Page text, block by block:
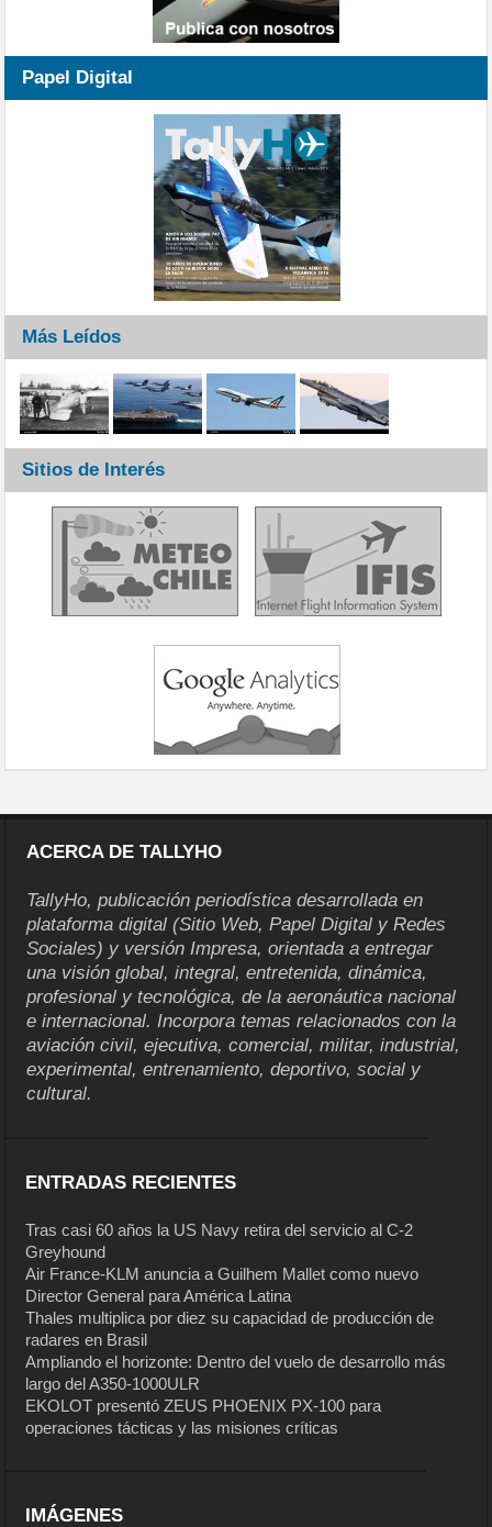
Papel Digital
Más Leídos
Sitios de Interés
ACERCA DE TALLYHO
TallyHo, publicación periodística desarrollada en
plataforma digital (Sitio Web, Papel Digital y Redes
Sociales) y versión Impresa, orientada a entregar
una visión global, integral, entretenida, dinámica,
profesional y tecnológica, de la aeronáutica nacional
e internacional. Incorpora temas relacionados con la
aviación civil, ejecutiva, comercial, militar, industrial,
experimental, entrenamiento, deportivo, social y
cultural.
ENTRADAS RECIENTES
Tras casi 60 años la US Navy retira del servicio al C-2
Greyhound
Air France-KLM anuncia a Guilhem Mallet como nuevo
Director General para América Latina
Thales multiplica por diez su capacidad de producción de
radares en Brasil
Ampliando el horizonte: Dentro del vuelo de desarrollo más
largo del A350-1000ULR
EKOLOT presentó ZEUS PHOENIX PX-100 para
operaciones tácticas y las misiones críticas
IMÁGENES